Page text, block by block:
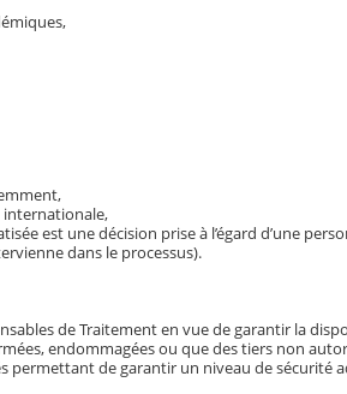
internationale,
est une décision prise à l’égard d’une
dans le processus).
de Traitement en vue de garantir la
endommagées ou que des tiers non
permettant de garantir un niveau de sécurité